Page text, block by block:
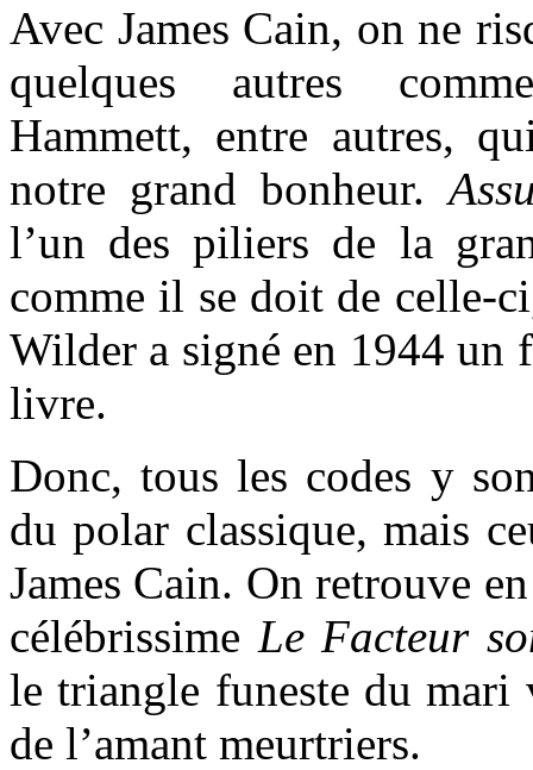
Avec James Cain, on ne
quelques autres
Hammett, entre autres,
notre grand bonheur.
l’un des piliers de la
comme il se doit de celle-
Wilder a signé en 1944 un
livre.
Donc, tous les codes y
du polar classique, mais
James Cain. On retrouve
célébrissime Le Facteur
le triangle funeste du mari
de l’amant meurtriers.